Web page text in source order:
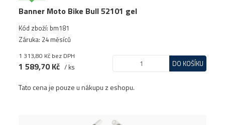
Banner Moto Bike Bull 52101 gel
Kód zboží: bm181
Záruka: 24 měsíců
1 313,80 Kč bez DPH
1 589,70 Kč / ks DO KOŠÍKU
Tato cena je pouze u nákupu z eshopu.